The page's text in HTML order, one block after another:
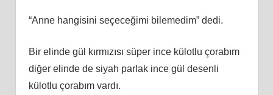
“Anne hangisini seçeceğimi bilemedim” dedi.
Bir elinde gül kırmızısı süper ince külotlu çorabım
diğer elinde de siyah parlak ince gül desenli
külotlu çorabım vardı.